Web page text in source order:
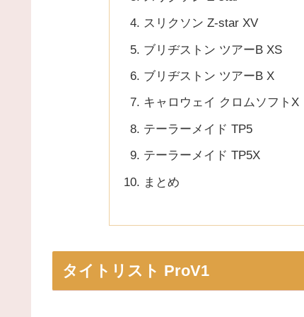
スリクソン Z-star XV
ブリヂストン ツアーB XS
ブリヂストン ツアーB X
キャロウェイ クロムソフトX
テーラーメイド TP5
テーラーメイド TP5X
まとめ
タイトリスト ProV1